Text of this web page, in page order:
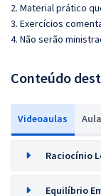
2. Material prático
3. Exercícios
4. Não serão
Conteúdo
Videoaulas
Raciocínio
Equilíbrio